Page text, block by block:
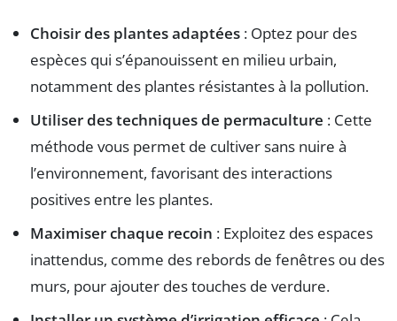
Choisir des plantes adaptées : Optez pour des
espèces qui s’épanouissent en milieu urbain,
notamment des plantes résistantes à la pollution.
Utiliser des techniques de permaculture : Cette
méthode vous permet de cultiver sans nuire à
l’environnement, favorisant des interactions
positives entre les plantes.
Maximiser chaque recoin : Exploitez des espaces
inattendus, comme des rebords de fenêtres ou des
murs, pour ajouter des touches de verdure.